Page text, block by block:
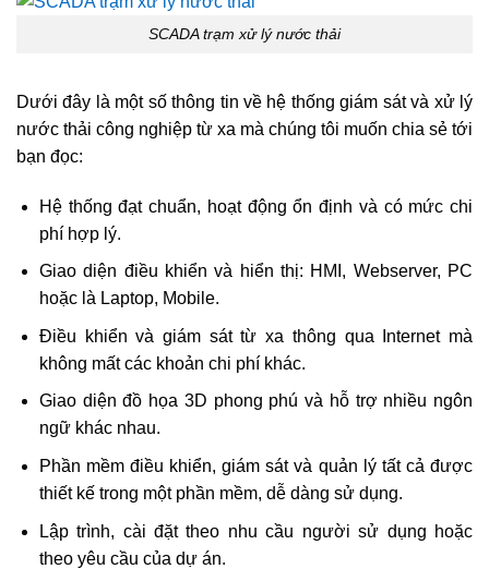
SCADA trạm xử lý nước thải
Dưới đây là một số thông tin về hệ thống giám sát và xử lý
nước thải công nghiệp từ xa mà chúng tôi muốn chia sẻ tới
bạn đọc:
Hệ thống đạt chuẩn, hoạt động ổn định và có mức chi
phí hợp lý.
Giao diện điều khiển và hiển thị: HMI, Webserver, PC
hoặc là Laptop, Mobile.
Điều khiển và giám sát từ xa thông qua Internet mà
không mất các khoản chi phí khác.
Giao diện đồ họa 3D phong phú và hỗ trợ nhiều ngôn
ngữ khác nhau.
Phần mềm điều khiển, giám sát và quản lý tất cả được
thiết kế trong một phần mềm, dễ dàng sử dụng.
Lập trình, cài đặt theo nhu cầu người sử dụng hoặc
theo yêu cầu của dự án.